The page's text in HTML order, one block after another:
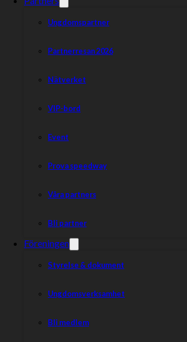
Ungdomspartner
Partnerresan 2026
Nätverket
VIP-bord
Event
Prova speedway
Våra partners
Bli partner
Föreningen
Styrelse & dokument
Ungdomsverksamhet
Bli medlem
Dela nyheten: